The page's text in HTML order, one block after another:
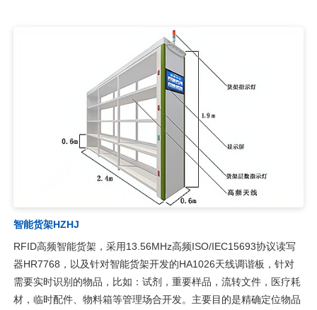
智能货架HZHJ
RFID高频智能货架，采用13.56MHz高频ISO/IEC15693协议读写
器HR7768，以及针对智能货架开发的HA1026天线调谐板，针对
需要实时识别的物品，比如：试剂，重要样品，流转文件，医疗耗
材，临时配件、物料箱等管理场合开发。主要目的是精确定位物品